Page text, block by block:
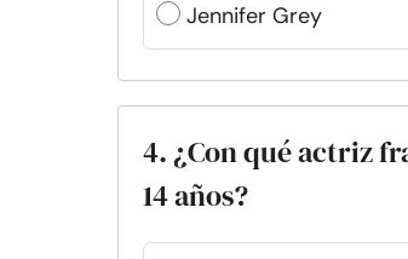
Jennifer Grey
4. ¿Con qué actriz
14 años?